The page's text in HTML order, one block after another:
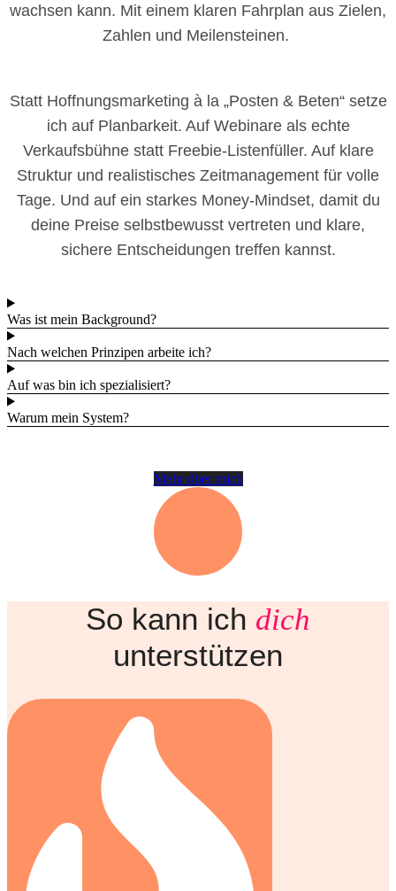
wachsen kann. Mit einem klaren Fahrplan aus Zielen,
Zahlen und Meilensteinen.
Statt Hoffnungsmarketing à la „Posten & Beten“ setze
ich auf Planbarkeit. Auf Webinare als echte
Verkaufsbühne statt Freebie-Listenfüller. Auf klare
Struktur und realistisches Zeitmanagement für volle
Tage. Und auf ein starkes Money-Mindset, damit du
deine Preise selbstbewusst vertreten und klare,
sichere Entscheidungen treffen kannst.
Was ist mein Background?
Nach welchen Prinzipen arbeite ich?
Auf was bin ich spezialisiert?
Warum mein System?
Mehr über mich
So kann ich dich
unterstützen